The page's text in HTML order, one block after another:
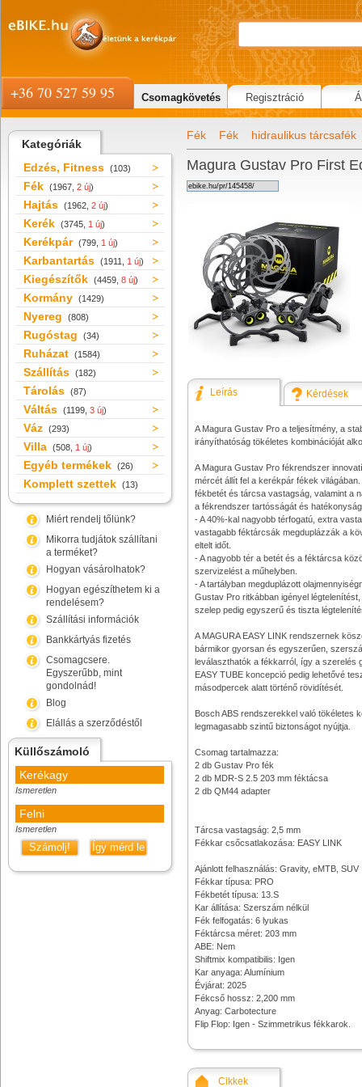
Kategóriák
Edzés, Fitness (103)
Fék (1967, 2 új)
Hajtás (1962, 2 új)
Kerék (3745, 1 új)
Kerékpár (799, 1 új)
Karbantartás (1911, 1 új)
Kiegészítők (4459, 8 új)
Kormány (1429)
Nyereg (808)
Rugóstag (34)
Ruházat (1584)
Szállítás (182)
Tárolás (87)
Váltás (1199, 3 új)
Váz (293)
Villa (508, 1 új)
Egyéb termékek (26)
Komplett szettek (13)
Miért rendelj tőlünk?
Mikorra tudjátok szállítani
a terméket?
Hogyan vásárolhatok?
Hogyan egészíthetem ki a
rendelésem?
Szállítási információk
Bankkártyás fizetés
Csomagcsere.
Egyszerűbb, mint
gondolnád!
Blog
Elállás a szerződéstől
Küllőszámoló
Kerékagy
Ismeretlen
Felni
Ismeretlen
Számolj! Így mérd le
Fék Fék hidraulikus tárcsafék
Magura Gustav Pro First
Leírás Kérdések
A Magura Gustav Pro a teljesítmény, a
irányíthatóság tökéletes kombinációját
A Magura Gustav Pro fékrendszer
mércét állít fel a kerékpár fékek világában.
fékbetét és tárcsa vastagság, valamint a
a fékrendszer tartósságát és
- A 40%-kal nagyobb térfogatú, extra
vastagabb féktárcsák megduplázzák a
eltelt időt.
- A nagyobb tér a betét és a féktárcsa
szervizelést a műhelyben.
- A tartályban megduplázott
Gustav Pro ritkábban igényel
szelep pedig egyszerű és tiszta
A MAGURA EASY LINK rendszernek
bármikor gyorsan és egyszerűen,
leválaszthatók a fékkarról, így a szerelés
EASY TUBE koncepció pedig lehetővé
másodpercek alatt történő rövidítését.
Bosch ABS rendszerekkel való tökéletes
legmagasabb szintű biztonságot nyújtja.
Csomag tartalmazza:
2 db Gustav Pro fék
2 db MDR-S 2.5 203 mm féktácsa
2 db QM44 adapter
Tárcsa vastagság: 2,5 mm
Fékkar csőcsatlakozása: EASY LINK
Ajánlott felhasználás: Gravity, eMTB, SUV
Fékkar típusa: PRO
Fékbetét típusa: 13.S
Kar állítása: Szerszám nélkül
Fék felfogatás: 6 lyukas
Féktárcsa méret: 203 mm
ABE: Nem
Shiftmix kompatibilis: Igen
Kar anyaga: Alumínium
Évjárat: 2025
Fékcső hossz: 2,200 mm
Anyag: Carbotecture
Flip Flop: Igen - Szimmetrikus fékkarok.
Cikkek
+36 70 527 59 95 Csomagkövetés Regisztráció